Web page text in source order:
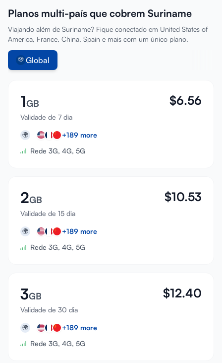
Planos multi-país que cobrem Suriname
Viajando além de Suriname? Fique conectado em United States of
America, France, China, Spain e mais com um único plano.
Global
1GB
Validade de 7 dia
$6.56
🌍 +189 more
Rede 3G, 4G, 5G
2GB
Validade de 15 dia
$10.53
🌍 +189 more
Rede 3G, 4G, 5G
3GB
Validade de 30 dia
$12.40
🌍 +189 more
Rede 3G, 4G, 5G